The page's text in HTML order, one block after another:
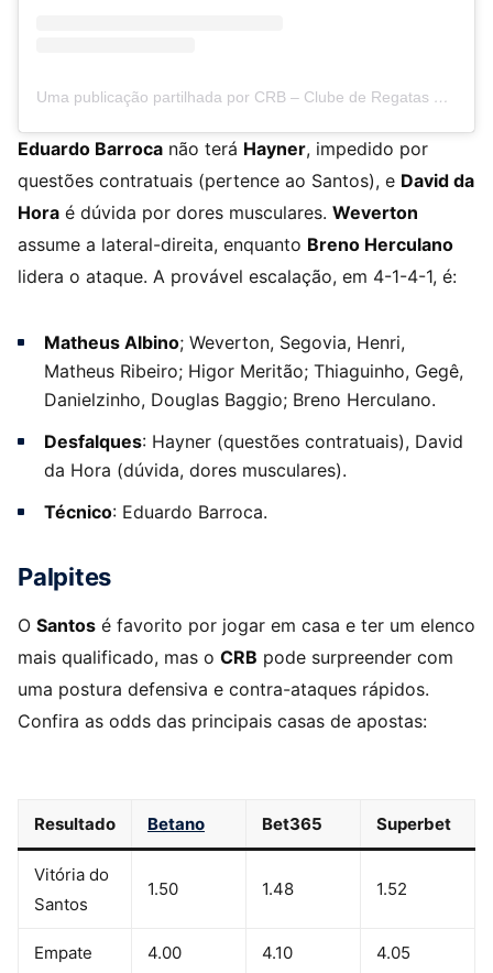
Uma publicação partilhada por CRB – Clube de Regatas Brasil (@crboficial)
Eduardo Barroca não terá Hayner, impedido por
questões contratuais (pertence ao Santos), e David da
Hora é dúvida por dores musculares. Weverton
assume a lateral-direita, enquanto Breno Herculano
lidera o ataque. A provável escalação, em 4-1-4-1, é:
Matheus Albino; Weverton, Segovia, Henri,
Matheus Ribeiro; Higor Meritão; Thiaguinho, Gegê,
Danielzinho, Douglas Baggio; Breno Herculano.
Desfalques: Hayner (questões contratuais), David
da Hora (dúvida, dores musculares).
Técnico: Eduardo Barroca.
Palpites
O Santos é favorito por jogar em casa e ter um elenco
mais qualificado, mas o CRB pode surpreender com
uma postura defensiva e contra-ataques rápidos.
Confira as odds das principais casas de apostas:
Resultado Betano Bet365 Superbet
Vitória do
Santos
1.50 1.48 1.52
Empate 4.00 4.10 4.05